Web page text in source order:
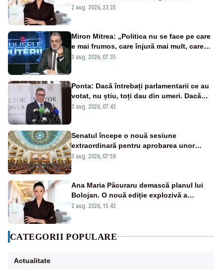
portiță?”
2 aug. 2026, 23:25
Miron Mitrea: „Politica nu se face pe care
e mai frumos, care înjură mai mult, care
țipă mai tare, ci pe proiecte”
3 aug. 2026, 07:35
Ponta: Dacă întrebați parlamentarii ce au
votat, nu știu, toți dau din umeri. Dacă
întrebi de ce au votat pro sau contra, o să
3 aug. 2026, 07:42
Senatul începe o nouă sesiune
extraordinară pentru aprobarea unor
jaloane din PNRR
3 aug. 2026, 07:58
Ana Maria Păcuraru demască planul lui
Bolojan. O nouă ediție explozivă a
emisiunii „Miza Zilei” la Realitatea PLUS
2 aug. 2026, 15:42
CATEGORII POPULARE
Actualitate